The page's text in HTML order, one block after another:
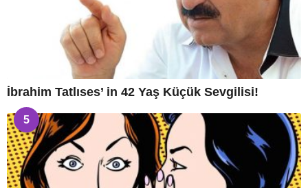
İbrahim Tatlıses’ in 42 Yaş Küçük Sevgilisi!
5